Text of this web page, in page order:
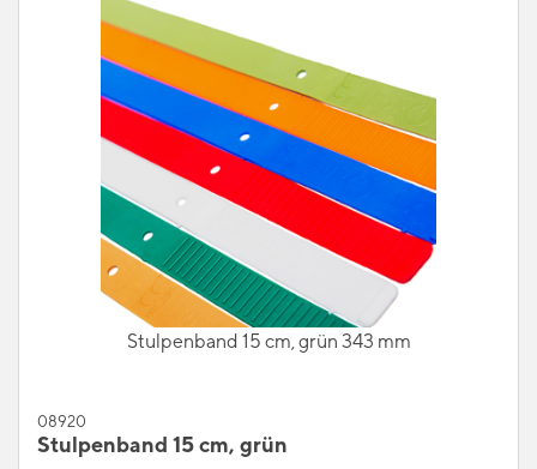
Stulpenband 15 cm, grün 343 mm
08920
Stulpenband 15 cm, grün